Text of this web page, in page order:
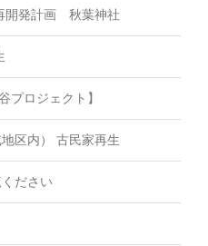
開発計画 秋葉神社
プロジェクト】
区内） 古民家再生
ださい